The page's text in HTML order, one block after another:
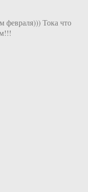
февраля))) Тока что